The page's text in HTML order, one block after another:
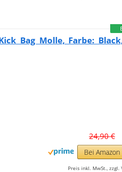
Bag Molle, Farbe:
24,90 €
Bei
Preis inkl. MwSt., zzgl.